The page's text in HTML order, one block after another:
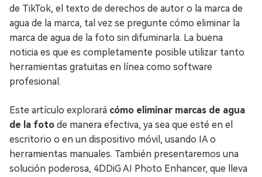
de TikTok, el texto de derechos de autor o la marca de
agua de la marca, tal vez se pregunte cómo eliminar la
marca de agua de la foto sin difuminarla. La buena
noticia es que es completamente posible utilizar tanto
herramientas gratuitas en línea como software
profesional.
Este artículo explorará cómo eliminar marcas de agua
de la foto de manera efectiva, ya sea que esté en el
escritorio o en un dispositivo móvil, usando IA o
herramientas manuales. También presentaremos una
solución poderosa, 4DDiG AI Photo Enhancer, que lleva